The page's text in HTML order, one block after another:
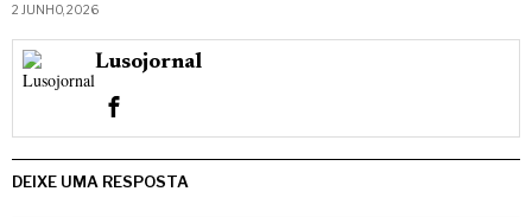
2 JUNHO, 2026
Lusojornal
DEIXE UMA RESPOSTA